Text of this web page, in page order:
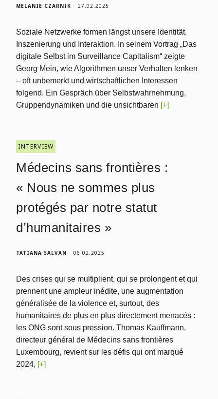
MELANIE CZARNIK 27.02.2025
Soziale Netzwerke formen längst unsere Identität,
Inszenierung und Interaktion. In seinem Vortrag „Das
digitale Selbst im Surveillance Capitalism“ zeigte
Georg Mein, wie Algorithmen unser Verhalten lenken
– oft unbemerkt und wirtschaftlichen Interessen
folgend. Ein Gespräch über Selbstwahrnehmung,
Gruppendynamiken und die unsichtbaren [+]
INTERVIEW
Médecins sans frontières :
« Nous ne sommes plus
protégés par notre statut
d’humanitaires »
TATIANA SALVAN 06.02.2025
Des crises qui se multiplient, qui se prolongent et qui
prennent une ampleur inédite, une augmentation
généralisée de la violence et, surtout, des
humanitaires de plus en plus directement menacés :
les ONG sont sous pression. Thomas Kauffmann,
directeur général de Médecins sans frontières
Luxembourg, revient sur les défis qui ont marqué
2024, [+]